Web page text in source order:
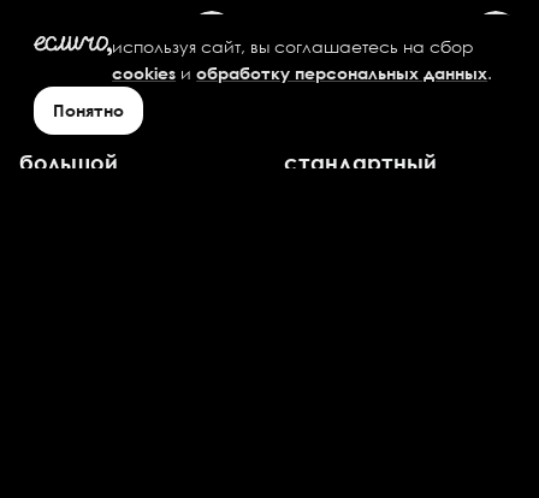
Закуски
Картофель по-
деревенски
большой
стандартный
используя сайт, вы соглашаетесь на сбор
cookies иобработку персональных данных.
Понятно